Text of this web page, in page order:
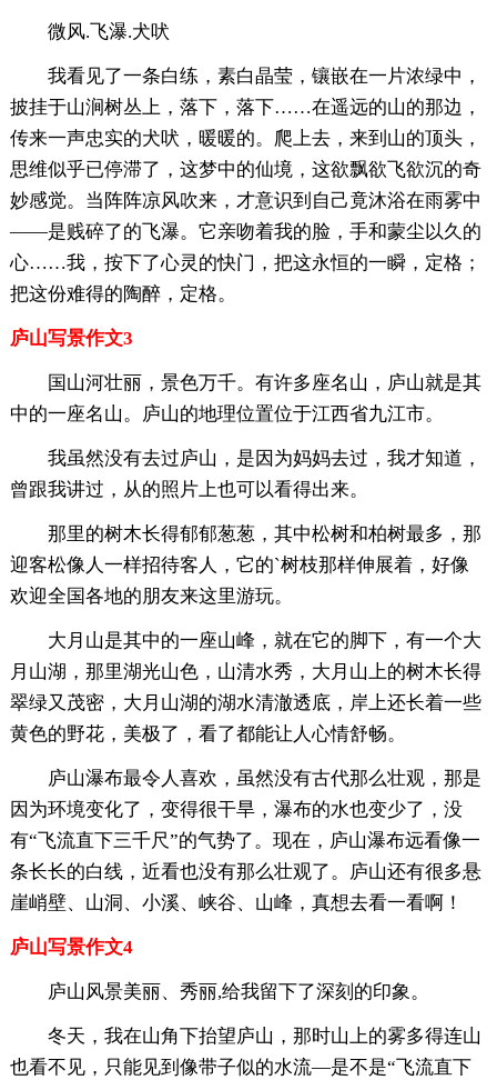
微风.飞瀑.犬吠
我看见了一条白练，素白晶莹，镶嵌在一片浓绿中，
披挂于山涧树丛上，落下，落下……在遥远的山的那边，
传来一声忠实的犬吠，暖暖的。爬上去，来到山的顶头，
思维似乎已停滞了，这梦中的仙境，这欲飘欲飞欲沉的奇
妙感觉。当阵阵凉风吹来，才意识到自己竟沐浴在雨雾中
――是贱碎了的飞瀑。它亲吻着我的脸，手和蒙尘以久的
心……我，按下了心灵的快门，把这永恒的一瞬，定格；
把这份难得的陶醉，定格。
庐山写景作文3
国山河壮丽，景色万千。有许多座名山，庐山就是其
中的一座名山。庐山的地理位置位于江西省九江市。
我虽然没有去过庐山，是因为妈妈去过，我才知道，
曾跟我讲过，从的照片上也可以看得出来。
那里的树木长得郁郁葱葱，其中松树和柏树最多，那
迎客松像人一样招待客人，它的`树枝那样伸展着，好像
欢迎全国各地的朋友来这里游玩。
大月山是其中的一座山峰，就在它的脚下，有一个大
月山湖，那里湖光山色，山清水秀，大月山上的树木长得
翠绿又茂密，大月山湖的湖水清澈透底，岸上还长着一些
黄色的野花，美极了，看了都能让人心情舒畅。
庐山瀑布最令人喜欢，虽然没有古代那么壮观，那是
因为环境变化了，变得很干旱，瀑布的水也变少了，没
有“飞流直下三千尺”的气势了。现在，庐山瀑布远看像一
条长长的白线，近看也没有那么壮观了。庐山还有很多悬
崖峭壁、山洞、小溪、峡谷、山峰，真想去看一看啊！
庐山写景作文4
庐山风景美丽、秀丽,给我留下了深刻的印象。
冬天，我在山角下抬望庐山，那时山上的雾多得连山
也看不见，只能见到像带子似的水流—是不是“飞流直下